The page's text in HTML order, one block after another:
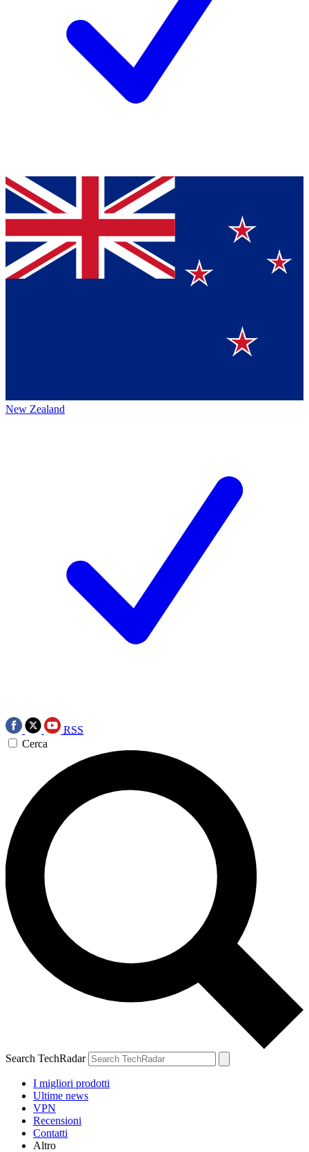
New Zealand
RSS
Cerca
Search TechRadar
I migliori prodotti
Ultime news
VPN
Recensioni
Contatti
Altro